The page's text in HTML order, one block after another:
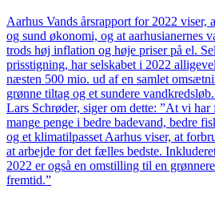
Aarhus Vands årsrapport for 2022 viser,
og sund økonomi, og at aarhusianernes
trods høj inflation og høje priser på el.
prisstigning, har selskabet i 2022
næsten 500 mio. ud af en samlet
grønne tiltag og et sundere
Lars Schrøder, siger om dette: ”At vi har
mange penge i bedre badevand, bedre
og et klimatilpasset Aarhus viser, at
at arbejde for det fælles bedste.
2022 er også en omstilling til en
fremtid.”